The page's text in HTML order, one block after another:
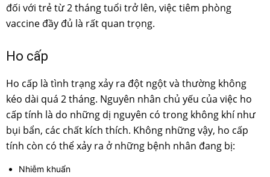
đối với trẻ từ 2 tháng tuổi trở lên, việc tiêm phòng
vaccine đầy đủ là rất quan trọng.
Ho cấp
Ho cấp là tình trạng xảy ra đột ngột và thường không
kéo dài quá 2 tháng. Nguyên nhân chủ yếu của việc ho
cấp tính là do những dị nguyên có trong không khí như
bụi bẩn, các chất kích thích. Không những vậy, ho cấp
tính còn có thể xảy ra ở những bệnh nhân đang bị:
Nhiễm khuẩn